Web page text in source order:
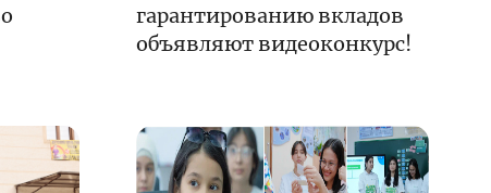
Фотогалерея
Карта сайта
гарантированию вкладов
объявляют видеоконкурс!